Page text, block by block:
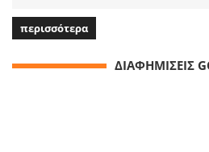
περισσότερα
ΔΙΑΦΗΜΙΣΕΙΣ